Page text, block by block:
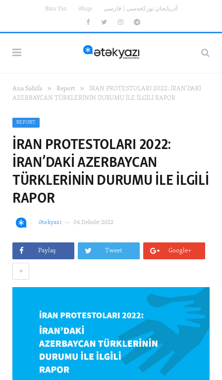
Bizə Yaz Əlaqə آذربایجان تورکجه‌سی | فارسی
FacebookTwitterInstagramTelegram
Ana Səhifə » Report »
İRAN PROTESTOLARI 2022: İRAN’DAKİ
AZERBAYCAN TÜRKLERİNİN DURUMU İLE İLGİLİ RAPOR
REPORT
İRAN PROTESTOLARI 2022:
İRAN’DAKİ AZERBAYCAN
TÜRKLERİNİN DURUMU İLE İLGİLİ
RAPOR
Ətəkyazı 04 Dekabr 2022
Paylaş Tweet Google+
+